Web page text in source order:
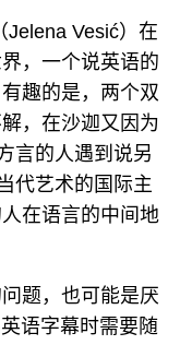
Jelena Vesić）在
，一个说英语的
趣的是，两个双
，在沙迦又因为
言的人遇到说另
代艺术的国际主
在语言的中间地
题，也可能是厌
语字幕时需要随